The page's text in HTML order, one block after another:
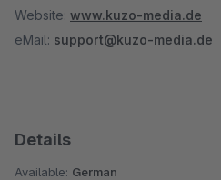
Website: www.kuzo-media.de
eMail: support@kuzo-media.de
Details
Available: German